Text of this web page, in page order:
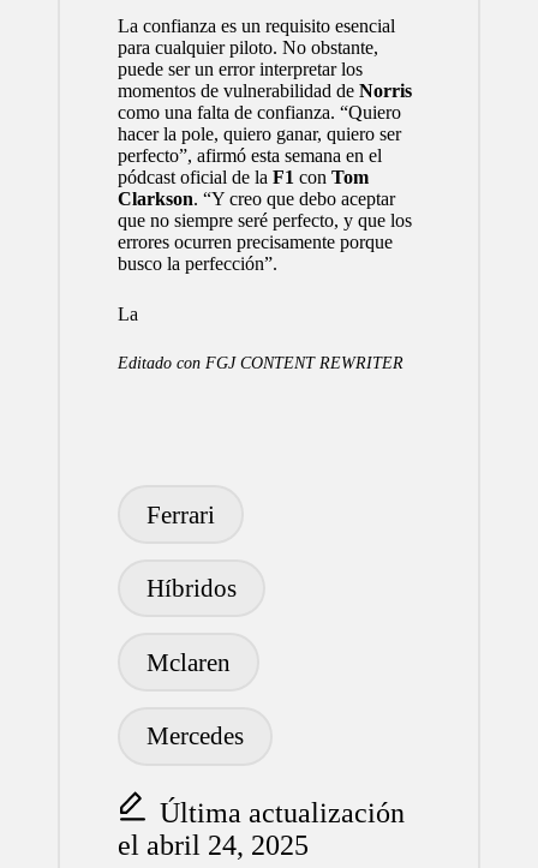
La confianza es un requisito esencial
para cualquier piloto. No obstante,
puede ser un error interpretar los
momentos de vulnerabilidad de Norris
como una falta de confianza. “Quiero
hacer la pole, quiero ganar, quiero ser
perfecto”, afirmó esta semana en el
pódcast oficial de la F1 con Tom
Clarkson. “Y creo que debo aceptar
que no siempre seré perfecto, y que los
errores ocurren precisamente porque
busco la perfección”.
La
Editado con FGJ CONTENT REWRITER
Ferrari
Híbridos
Mclaren
Mercedes
Última actualización
el abril 24, 2025